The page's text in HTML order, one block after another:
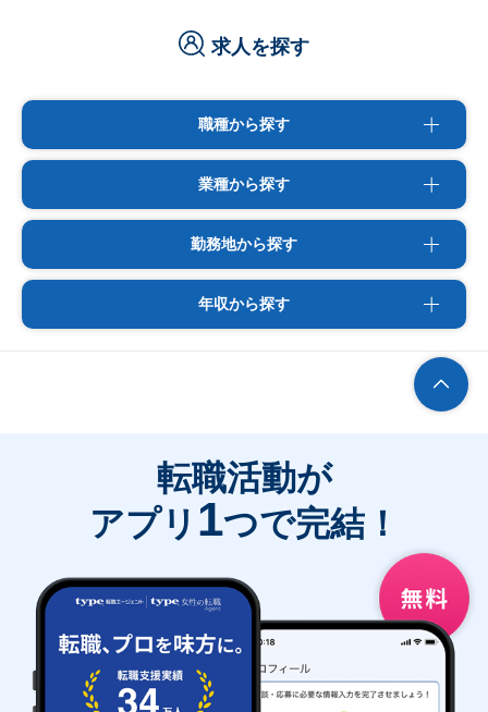
求人を探す
職種から探す
業種から探す
勤務地から探す
年収から探す
転職活動が
アプリ 1つで完結！